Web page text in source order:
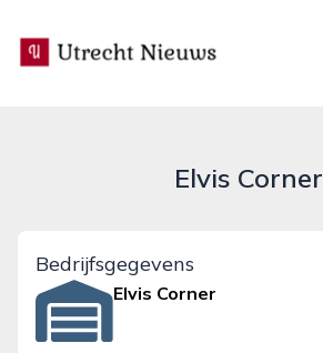
utrecht-nieuws.nl
Elvis Corner
Bedrijfsgegevens
Elvis Corner